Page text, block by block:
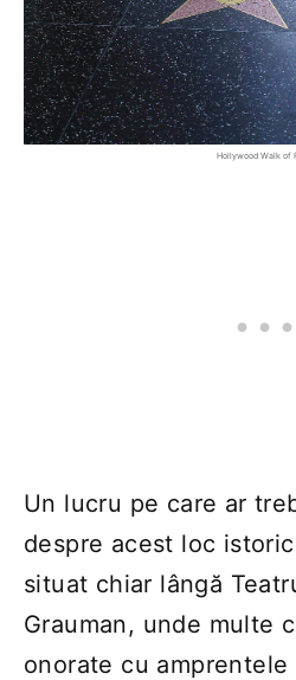
Hollywood Walk of
Un lucru pe care ar
despre acest loc
situat chiar lângă
Grauman, unde multe
onorate cu amprentele